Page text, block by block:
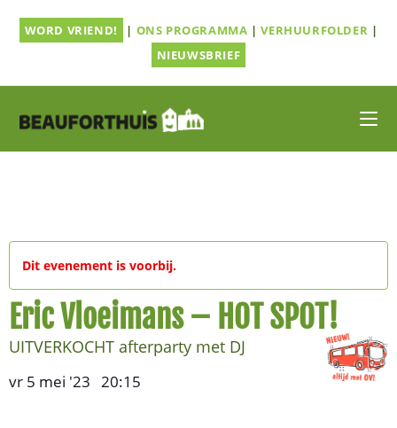
naarWORD VRIEND! | ONS PROGRAMMA |VERHUURFOLDER |
NIEUWSBRIEF
Dit evenement is voorbij.
Eric Vloeimans – HOT SPOT!
UITVERKOCHT afterparty met DJ
vr 5 mei '23 20:15